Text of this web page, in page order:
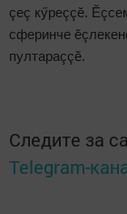
çеç кӳреççӗ.
сферинче
пултараççӗ.
Следите за
Telegram-